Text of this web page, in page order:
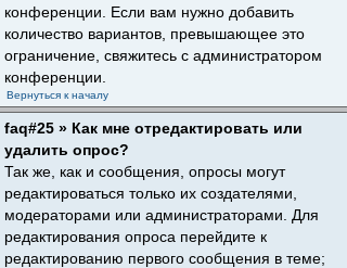
конференции. Если вам нужно добавить
количество вариантов, превышающее это
ограничение, свяжитесь с администратором
конференции.
Вернуться к началу
faq#25 » Как мне отредактировать или
удалить опрос?
Так же, как и сообщения, опросы могут
редактироваться только их создателями,
модераторами или администраторами. Для
редактирования опроса перейдите к
редактированию первого сообщения в теме;